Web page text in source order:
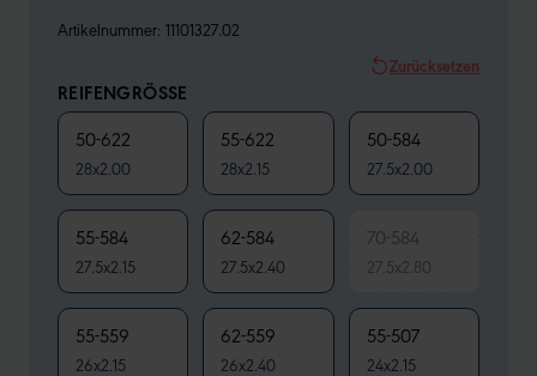
Artikelnummer: 11101327.02
Zurücksetzen
REIFENGRÖSSE
50-622
28x2.00
55-622
28x2.15
50-584
27.5x2.00
55-584
27.5x2.15
62-584
27.5x2.40
70-584
27.5x2.80
55-559
26x2.15
62-559
26x2.40
55-507
24x2.15